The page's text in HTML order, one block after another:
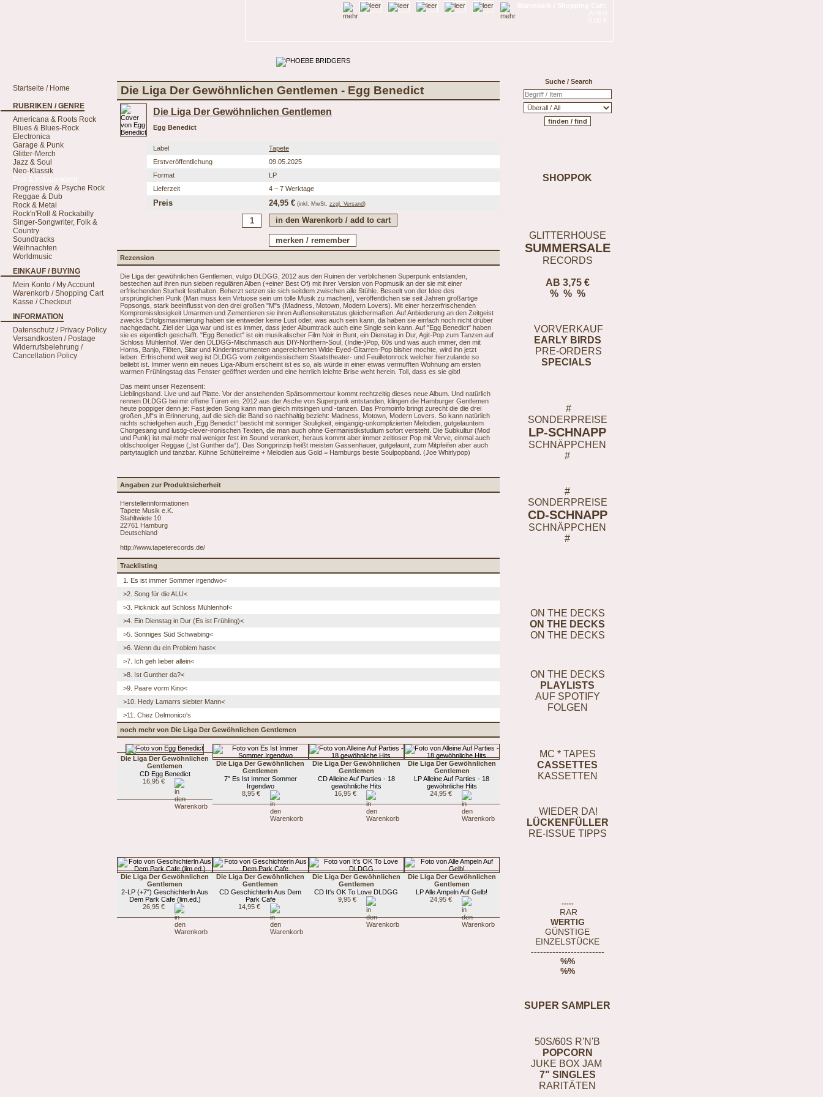
Suche / Search
SHOPPOK
GLITTERHOUSE
SUMMERSALE
RECORDS
AB 3,75 €
% % %
VORVERKAUF
EARLY BIRDS
PRE-ORDERS
SPECIALS
#
SONDERPREISE
LP-SCHNAPP
SCHNÄPPCHEN
#
#
SONDERPREISE
CD-SCHNAPP
SCHNÄPPCHEN
#
ON THE DECKS
ON THE DECKS
ON THE DECKS
ON THE DECKS
PLAYLISTS
AUF SPOTIFY
FOLGEN
MC * TAPES
CASSETTES
KASSETTEN
WIEDER DA!
LÜCKENFÜLLER
RE-ISSUE TIPPS
-----
RAR
WERTIG
GÜNSTIGE
EINZELSTÜCKE
------------------------
%%
%%
SUPER SAMPLER
50S/60S R'N'B
POPCORN
JUKE BOX JAM
7" SINGLES
RARITÄTEN
Startseite / Home
RUBRIKEN / GENRE
Americana & Roots Rock
Blues & Blues-Rock
Electronica
Garage & Punk
Glitter-Merch
Jazz & Soul
Neo-Klassik
Progressive & Psyche Rock
Reggae & Dub
Rock & Metal
Rock'n'Roll & Rockabilly
Singer-Songwriter, Folk &
Country
Soundtracks
Weihnachten
Worldmusic
EINKAUF / BUYING
Mein Konto / My Account
Warenkorb / Shopping Cart
Kasse / Checkout
INFORMATION
Datenschutz / Privacy Policy
Versandkosten / Postage
Widerrufsbelehrung /
Cancellation Policy
Die Liga Der Gewöhnlichen Gentlemen - Egg Benedict
Die Liga Der Gewöhnlichen Gentlemen
Egg Benedict
Label
Tapete
Erstveröffentlichung
09.05.2025
Format
LP
Lieferzeit
4 – 7 Werktage
Preis 24,95 € (inkl. MwSt. zzgl. Versand)
Rezension
Die Liga der gewöhnlichen Gentlemen, vulgo DLDGG, 2012 aus den Ruinen der verblichenen Superpunk entstanden,
bestechen auf ihren nun sieben regulären Alben (+einer Best Of) mit ihrer Version von Popmusik an der sie mit einer
erfrischenden Sturheit festhalten. Beherzt setzen sie sich seitdem zwischen alle Stühle. Beseelt von der Idee des
ursprünglichen Punk (Man muss kein Virtuose sein um tolle Musik zu machen), veröffentlichen sie seit Jahren großartige
Popsongs, stark beeinflusst von den drei großen "M"s (Madness, Motown, Modern Lovers). Mit einer herzerfrischenden
Kompromisslosigkeit Umarmen und Zementieren sie ihren Außenseiterstatus gleichermaßen. Auf Anbiederung an den Zeitgeist
zwecks Erfolgsmaximierung haben sie entweder keine Lust oder, was auch sein kann, da haben sie einfach noch nicht drüber
nachgedacht. Ziel der Liga war und ist es immer, dass jeder Albumtrack auch eine Single sein kann. Auf "Egg Benedict" haben
sie es eigentlich geschafft. "Egg Benedict" ist ein musikalischer Film Noir in Bunt, ein Dienstag in Dur, Agit-Pop zum Tanzen auf
Schloss Mühlenhof. Wer den DLDGG-Mischmasch aus DIY-Northern-Soul, (Indie-)Pop, 60s und was auch immer, den mit
Horns, Banjo, Flöten, Sitar und Kinderinstrumenten angereicherten Wide-Eyed-Gitarren-Pop bisher mochte, wird ihn jetzt
lieben. Erfrischend weit weg ist DLDGG vom zeitgenössischem Staatstheater- und Feuilletonrock welcher hierzulande so
beliebt ist. Immer wenn ein neues Liga-Album erscheint ist es so, als würde in einer etwas vermufften Wohnung am ersten
warmen Frühlingstag das Fenster geöffnet werden und eine herrlich leichte Brise weht herein. Toll, dass es sie gibt!
Das meint unser Rezensent:
Lieblingsband. Live und auf Platte. Vor der anstehenden Spätsommertour kommt rechtzeitig dieses neue Album. Und natürlich
rennen DLDGG bei mir offene Türen ein. 2012 aus der Asche von Superpunk entstanden, klingen die Hamburger Gentlemen
heute poppiger denn je: Fast jeden Song kann man gleich mitsingen und -tanzen. Das Promoinfo bringt zurecht die die drei
großen „M“s in Erinnerung, auf die sich die Band so nachhaltig bezieht: Madness, Motown, Modern Lovers. So kann natürlich
nichts schiefgehen auch „Egg Benedict“ besticht mit sonniger Souligkeit, eingängig-unkomplizierten Melodien, gutgelauntem
Chorgesang und lustig-clever-ironischen Texten, die man auch ohne Germanistikstudium sofort versteht. Die Subkultur (Mod
und Punk) ist mal mehr mal weniger fest im Sound verankert, heraus kommt aber immer zeitloser Pop mit Verve, einmal auch
oldschooliger Reggae („Ist Gunther da“). Das Songprinzip heißt meisten Gassenhauer, gutgelaunt, zum Mitpfeifen aber auch
partytauglich und tanzbar. Kühne Schüttelreime + Melodien aus Gold = Hamburgs beste Soulpopband. (Joe Whirlypop)
Angaben zur Produktsicherheit
Herstellerinformationen
Tapete Musik e.K.
Stahltwiete 10
22761 Hamburg
Deutschland
http://www.tapeterecords.de/
Tracklisting
1. Es ist immer Sommer irgendwo<
>2. Song für die ALU<
>3. Picknick auf Schloss Mühlenhof<
>4. Ein Dienstag in Dur (Es ist Frühling)<
>5. Sonniges Süd Schwabing<
>6. Wenn du ein Problem hast<
>7. Ich geh lieber allein<
>8. Ist Gunther da?<
>9. Paare vorm Kino<
>10. Hedy Lamarrs siebter Mann<
>11. Chez Delmonico's
noch mehr von Die Liga Der Gewöhnlichen Gentlemen
Die Liga Der Gewöhnlichen
Gentlemen
CD Egg Benedict
16,95 €
Die Liga Der Gewöhnlichen
Gentlemen
7" Es Ist Immer Sommer
Irgendwo
8,95 €
Die Liga Der Gewöhnlichen
Gentlemen
CD Alleine Auf Parties - 18
gewöhnliche Hits
16,95 €
Die Liga Der Gewöhnlichen
Gentlemen
LP Alleine Auf Parties - 18
gewöhnliche Hits
24,95 €
Die Liga Der Gewöhnlichen
Gentlemen
2-LP (+7") Geschichterln Aus
Dem Park Cafe (lim.ed.)
26,95 €
Die Liga Der Gewöhnlichen
Gentlemen
CD Geschichterln Aus Dem
Park Cafe
14,95 €
Die Liga Der Gewöhnlichen
Gentlemen
CD It's OK To Love DLDGG
9,95 €
Die Liga Der Gewöhnlichen
Gentlemen
LP Alle Ampeln Auf Gelb!
24,95 €